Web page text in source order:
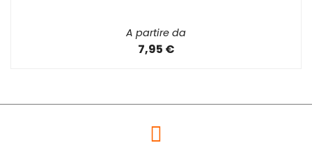
A partire da
7,95 €